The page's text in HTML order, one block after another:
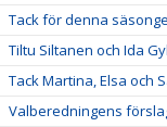
Tack för denna
Tiltu Siltanen och Ida
Tack Martina, Elsa och
Valberedningens